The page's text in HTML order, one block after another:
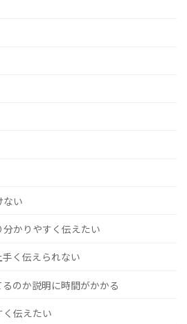
ない
かりやすく伝えたい
く伝えられない
のか説明に時間がかかる
伝えたい